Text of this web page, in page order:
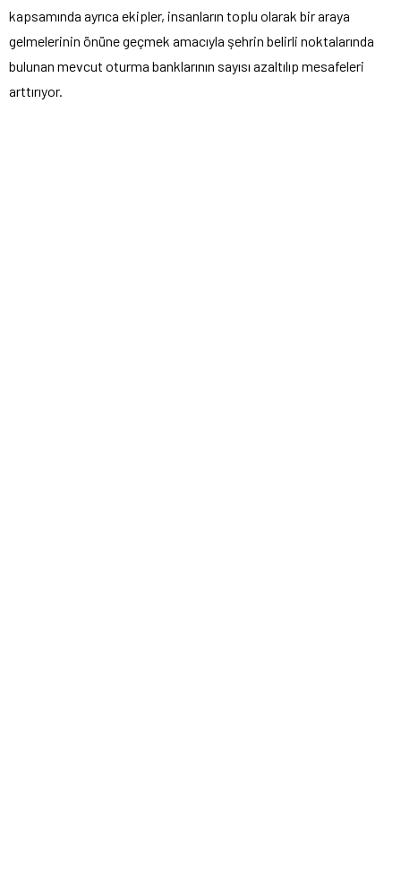
kapsamında ayrıca ekipler, insanların toplu olarak bir araya
gelmelerinin önüne geçmek amacıyla şehrin belirli noktalarında
bulunan mevcut oturma banklarının sayısı azaltılıp mesafeleri
arttırıyor.